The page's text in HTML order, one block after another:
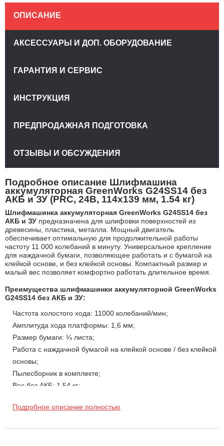
Подробное описание Шлифмашина
аккумуляторная GreenWorks G24SS14 без
АКБ и ЗУ (PRC, 24В, 114х139 мм, 1.54 кг)
Шлифмашинка аккумуляторная GreenWorks G24SS14 без
АКБ и ЗУ предназначена для шлифовки поверхностей из
древесины, пластика, металла. Мощный двигатель
обеспечивает оптимальную для продолжительной работы
частоту 11 000 колебаний в минуту. Универсальное крепление
для наждачной бумаги, позволяющее работать и с бумагой на
клейкой основе, и без клейкой основы. Компактный размер и
малый вес позволяет комфортно работать длительное время.
Преимущества шлифмашинки аккумуляторной GreenWorks
G24SS14 без АКБ и ЗУ:
Частота холостого хода: 11000 колебаний/мин;
Амплитуда хода платформы: 1,6 мм;
Размер бумаги: ¼ листа;
Работа с наждачной бумагой на клейкой основе / без клейкой
основы;
Пылесборник в комплекте;
Вес без АКБ: 1,54 кг;
Подробное описание полностью
ОПИСАНИЕ
АКСЕССУАРЫ И ДОП. ОБОРУДОВАНИЕ
ГАРАНТИЯ И СЕРВИС
ИНСТРУКЦИЯ
ПРЕДПРОДАЖНАЯ ПОДГОТОВКА
ОТЗЫВЫ И ОБСУЖДЕНИЯ